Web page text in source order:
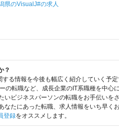
県のVisualJ#の求人
？
る情報を今後も幅広く紹介していく予
の転職など、成長企業のIT系職種を中
ビジネスパーソンの転職をお手伝い
なたにあった転職、求人情報をいち早く
登録をオススメします。